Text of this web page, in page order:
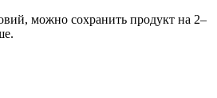
можно сохранить продукт на 2–